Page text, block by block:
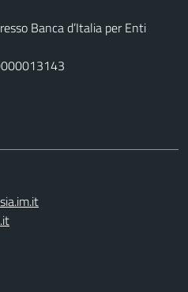
Banca d’Italia per Enti